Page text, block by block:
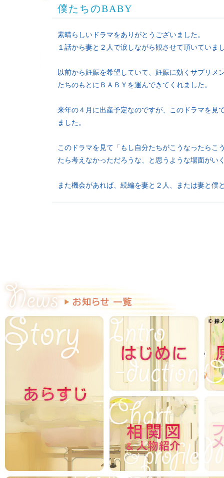
僕たちのBABY
素晴らしいドラマをありがとうございました。
１話から妻と２人で涙しながら観させて頂いていま
以前から妊娠を希望していて、妊娠に効くサプリ
たちのもとにＢＡＢＹを運んできてくれました。
来年の４月に出産予定なのですが、このドラマを見
ました。
このドラマを見て「もし自分たちがこうなったら
たら考えなかっただろうな、と思うような場面がい
また機会があれば、続編を妻と２人、または妻と